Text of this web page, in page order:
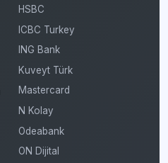
HSBC
ICBC Turkey
ING Bank
Kuveyt Türk
Mastercard
N Kolay
Odeabank
ON Dijital